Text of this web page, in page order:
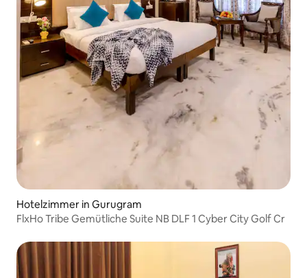
Hotelzimmer in Gurugram
FlxHo Tribe Gemütliche Suite NB DLF 1 Cyber City Golf Cr